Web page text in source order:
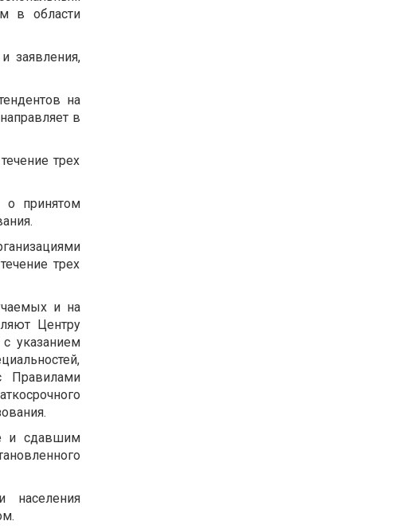
в области
заявления,
на
в
трех
о принятом
трех
и на
Центру
указанием
Правилами
и сдавшим
населения